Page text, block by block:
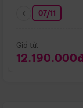
07/11
Giá từ: